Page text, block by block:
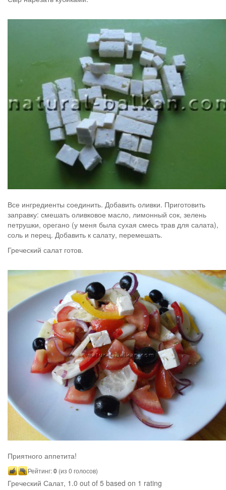
Все ингредиенты соединить. Добавить оливки. Приготовить
заправку: смешать оливковое масло, лимонный сок, зелень
петрушки, орегано (у меня была сухая смесь трав для салата),
соль и перец. Добавить к салату, перемешать.
Греческий салат готов.
Приятного аппетита!
Рейтинг:0 (из 0 голосов)
Греческий Салат, 1.0 out of 5 based on 1 rating